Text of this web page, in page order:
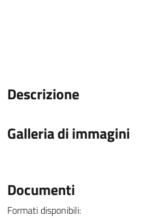
Descrizione
Galleria di immagini
Documenti
Formati disponibili: